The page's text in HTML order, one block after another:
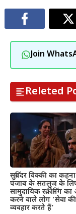
Join
Releted
सुबिंदर विक्की का
पंजाब के सतलुज के
सामुदायिक स्क्रीनिंग
करने वाले लोग ‘सेवा
व्यवहार करते हैं’